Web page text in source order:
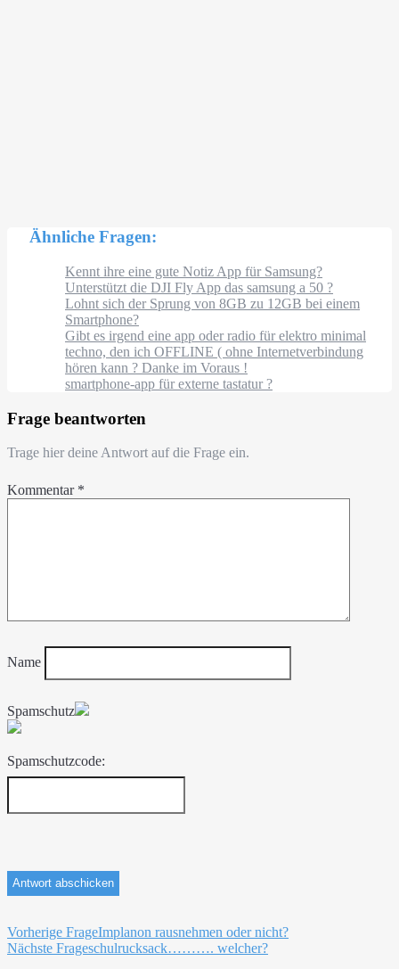
Ähnliche Fragen:
Kennt ihre eine gute Notiz App für Samsung?
Unterstützt die DJI Fly App das samsung a 50 ?
Lohnt sich der Sprung von 8GB zu 12GB bei einem
Smartphone?
Gibt es irgend eine app oder radio für elektro minimal
techno, den ich OFFLINE ( ohne Internetverbindung
hören kann ? Danke im Voraus !
smartphone-app für externe tastatur ?
Frage beantworten
Trage hier deine Antwort auf die Frage ein.
Kommentar *
Name
Spamschutz
Spamschutzcode:
Beitragsnavigation
Vorherige FrageImplanon rausnehmen oder nicht?
Nächste Frageschulrucksack………. welcher?